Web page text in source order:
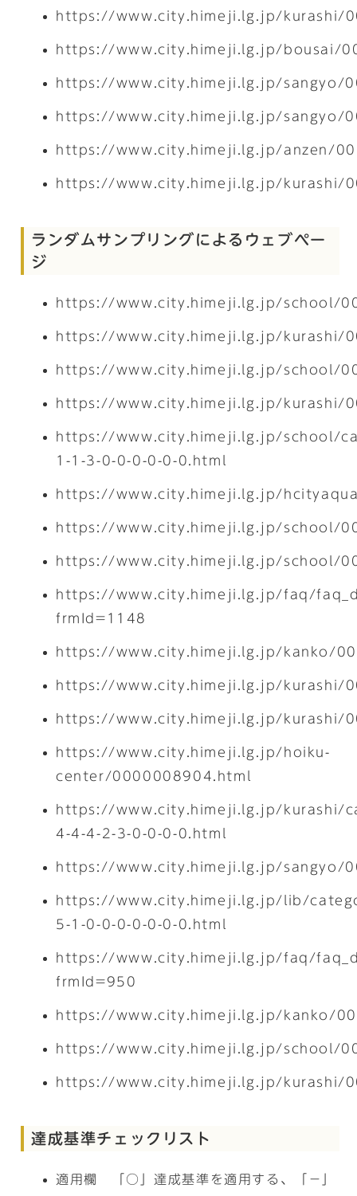
https://www.city.himeji.lg.jp/kurashi/
https://www.city.himeji.lg.jp/bousai/
https://www.city.himeji.lg.jp/sangyo/
https://www.city.himeji.lg.jp/sangyo/
https://www.city.himeji.lg.jp/anzen/
https://www.city.himeji.lg.jp/kurashi/
ランダムサンプリングによるウェブペー
ジ
https://www.city.himeji.lg.jp/school/
https://www.city.himeji.lg.jp/kurashi/
https://www.city.himeji.lg.jp/school/
https://www.city.himeji.lg.jp/kurashi/
https://www.city.himeji.lg.jp/school/
1-1-3-0-0-0-0-0-0.html
https://www.city.himeji.lg.jp/
https://www.city.himeji.lg.jp/school/
https://www.city.himeji.lg.jp/school/
https://www.city.himeji.lg.jp/faq/
frmId=1148
https://www.city.himeji.lg.jp/kanko/
https://www.city.himeji.lg.jp/kurashi/
https://www.city.himeji.lg.jp/kurashi/
https://www.city.himeji.lg.jp/hoiku-
center/0000008904.html
https://www.city.himeji.lg.jp/kurashi/
4-4-4-2-3-0-0-0-0.html
https://www.city.himeji.lg.jp/sangyo/
https://www.city.himeji.lg.jp/lib/
5-1-0-0-0-0-0-0-0.html
https://www.city.himeji.lg.jp/faq/
frmId=950
https://www.city.himeji.lg.jp/kanko/
https://www.city.himeji.lg.jp/school/
https://www.city.himeji.lg.jp/kurashi/
達成基準チェックリスト
適用欄 「○」達成基準を適用する、「－」